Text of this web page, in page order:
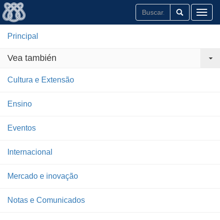
Principal
Vea también
Cultura e Extensão
Ensino
Eventos
Internacional
Mercado e inovação
Notas e Comunicados